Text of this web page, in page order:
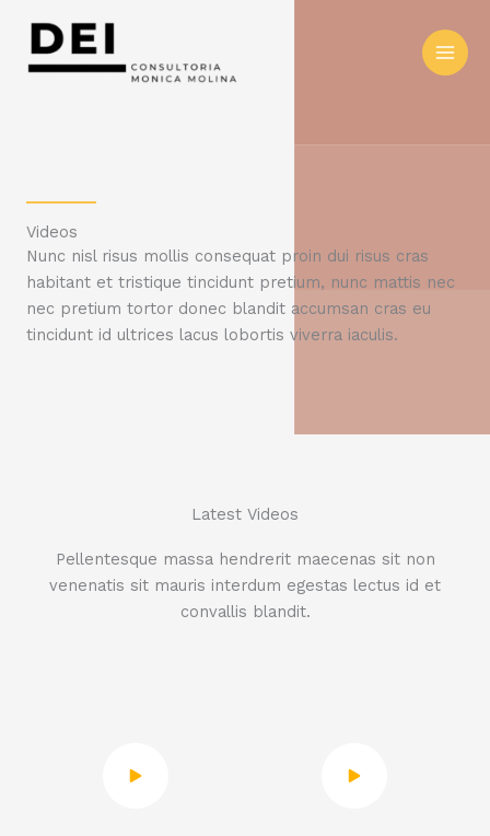
Videos
Nunc nisl risus mollis consequat proin dui risus cras
habitant et tristique tincidunt pretium, nunc mattis nec
nec pretium tortor donec blandit accumsan cras eu
tincidunt id ultrices lacus lobortis viverra iaculis.
Latest Videos
Pellentesque massa hendrerit maecenas sit non
venenatis sit mauris interdum egestas lectus id et
convallis blandit.